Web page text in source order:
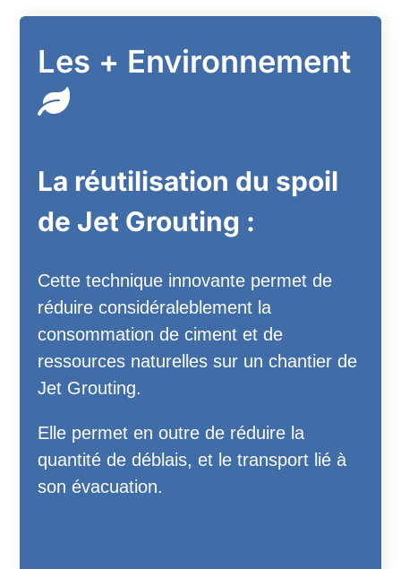
Les + Environnement
La réutilisation du spoil
de Jet Grouting :
Cette technique innovante permet de
réduire considéraleblement la
consommation de ciment et de
ressources naturelles sur un chantier de
Jet Grouting.
Elle permet en outre de réduire la
quantité de déblais, et le transport lié à
son évacuation.